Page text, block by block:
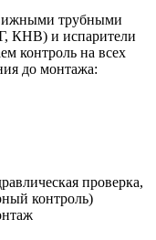
трубными
и испарители
контроль на всех
до монтажа:
проверка,
контроль)